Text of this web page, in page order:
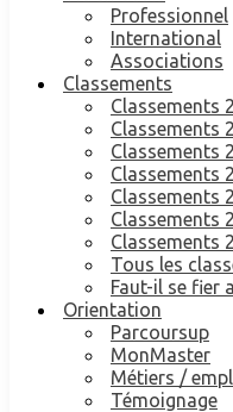
Professionnel
International
Associations
Classements
Classements
Classements
Classements
Classements
Classements
Classements
Classements
Tous les
Faut-il se fier
Orientation
Parcoursup
MonMaster
Métiers /
Témoignage